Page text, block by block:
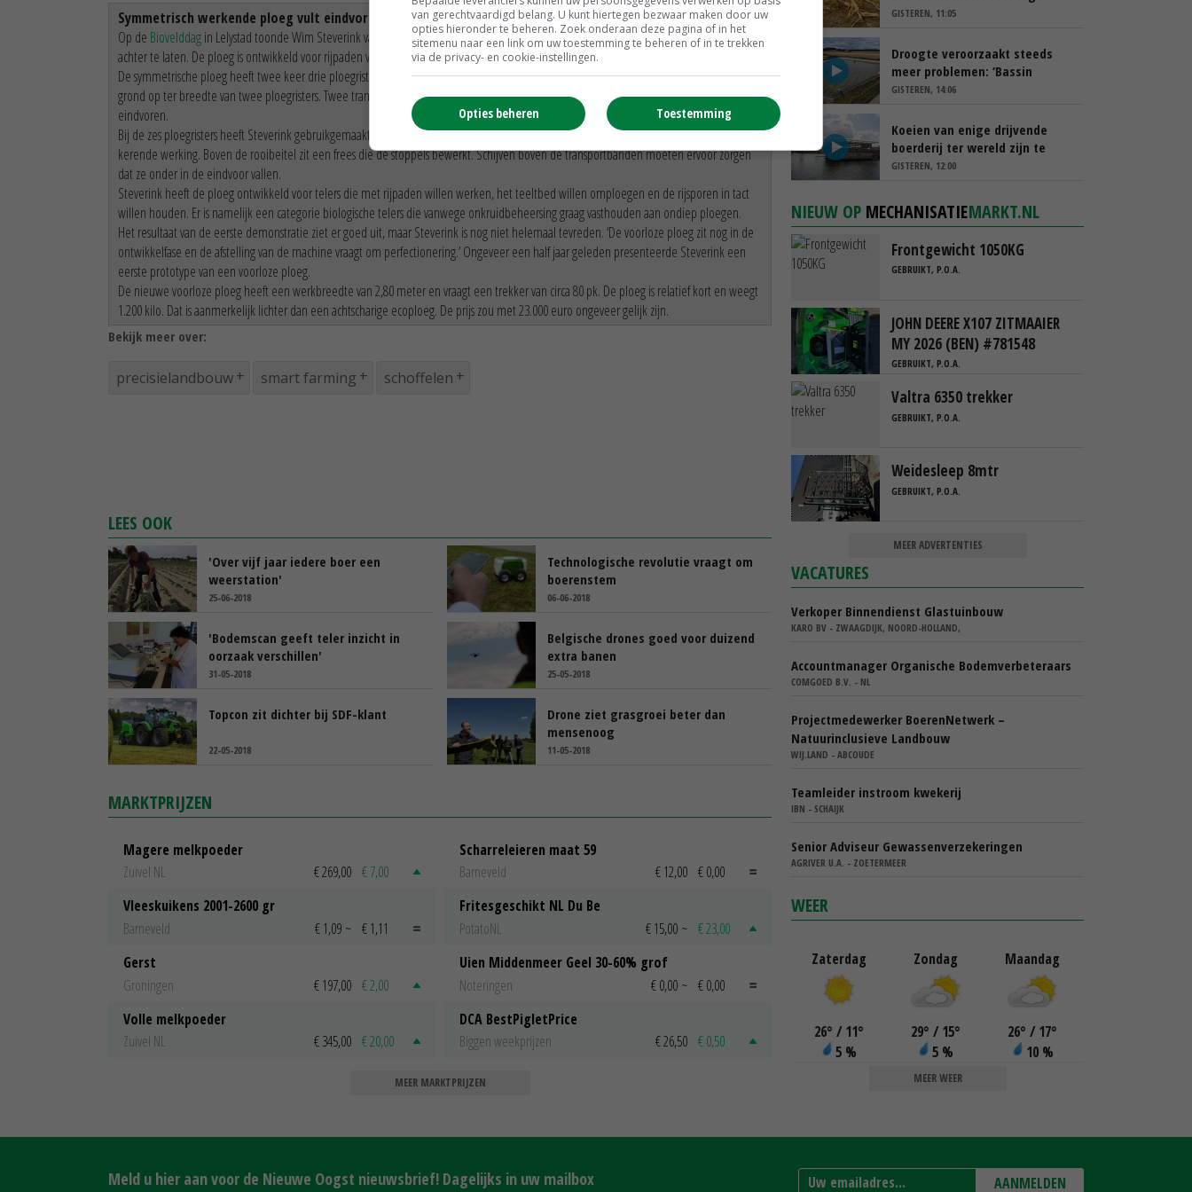
Symmetrisch werkende ploeg vult eindvoren
Op de Biovelddagin Lelystad toonde Wim Steverink van Steverink Techniekuit Tollebeek een ploeg die werkt zonder een eindvoor
achter te laten. De ploeg is ontwikkeld voor rijpaden van 3,15 meter.
De symmetrische ploeg heeft twee keer drie ploegristers. Daarnaast pakt een rooibeitel en een rooimat in het midden van de machine
grond op ter breedte van twee ploegristers. Twee transportbanden brengen de grond naar de achterkant van de ploeg en vullen de
eindvoren.
Bij de zes ploegristers heeft Steverink gebruikgemaakt van de positieve ervaringen met deOvlac-ecoploeg . De risters hebben een goede
kerende werking. Boven de rooibeitel zit een frees die de stoppels bewerkt. Schijven boven de transportbanden moeten ervoor zorgen
dat ze onder in de eindvoor vallen.
Steverink heeft de ploeg ontwikkeld voor telers die met rijpaden willen werken, het teeltbed willen omploegen en de rijsporen in tact
willen houden. Er is namelijk een categorie biologische telers die vanwege onkruidbeheersing graag vasthouden aan ondiep ploegen.
Het resultaat van de eerste demonstratie ziet er goed uit, maar Steverink is nog niet helemaal tevreden. ‘De voorloze ploeg zit nog in de
ontwikkelfase en de afstelling van de machine vraagt om perfectionering.’ Ongeveer een half jaar geleden presenteerde Steverink een
eerste prototype van een voorloze ploeg.
De nieuwe voorloze ploeg heeft een werkbreedte van 2,80 meter en vraagt een trekker van circa 80 pk. De ploeg is relatief kort en weegt
1.200 kilo. Dat is aanmerkelijk lichter dan een achtscharige ecoploeg. De prijs zou met 23.000 euro ongeveer gelijk zijn.
Bekijk meer over:
precisielandbouw smart farming schoffelen
LEES OOK
'Over vijf jaar iedere boer een
weerstation'
25-06-2018
Technologische revolutie vraagt om
boerenstem
06-06-2018
'Bodemscan geeft teler inzicht in
oorzaak verschillen'
31-05-2018
Belgische drones goed voor duizend
extra banen
25-05-2018
Topcon zit dichter bij SDF-klant
22-05-2018
Drone ziet grasgroei beter dan
mensenoog
11-05-2018
MARKTPRIJZEN
Magere melkpoeder
Zuivel NL
€ 269,00 € 7,00
Vleeskuikens 2001-2600 gr
Barneveld
€ 1,09 ~ € 1,11
Gerst
Groningen
€ 197,00 € 2,00
Volle melkpoeder
Zuivel NL
€ 345,00 € 20,00
Scharreleieren maat 59
Barneveld
€ 12,00 € 0,00
Fritesgeschikt NL Du Be
PotatoNL
€ 15,00 ~ € 23,00
Uien Middenmeer Geel 30-60% grof
Noteringen
€ 0,00 ~ € 0,00
DCA BestPigletPrice
Biggen weekprijzen
€ 26,50 € 0,50
MEER MARKTPRIJZEN
schappen
GISTEREN, 11:05
Droogte veroorzaakt steeds
meer problemen: ‘Bassin
afgelopen week al leeg’
GISTEREN, 14:06
Koeien van enige drijvende
boerderij ter wereld zijn te
koop
GISTEREN, 12:00
NIEUW OP MECHANISATIEMARKT.NL
Frontgewicht 1050KG
GEBRUIKT, P.O.A.
JOHN DEERE X107 ZITMAAIER
MY 2026 (BEN) #781548
GEBRUIKT, P.O.A.
Valtra 6350 trekker
GEBRUIKT, P.O.A.
Weidesleep 8mtr
GEBRUIKT, P.O.A.
MEER ADVERTENTIES
VACATURES
Verkoper Binnendienst Glastuinbouw
KARO BV - ZWAAGDIJK, NOORD-HOLLAND,
Accountmanager Organische Bodemverbeteraars
COMGOED B.V. - NL
Projectmedewerker BoerenNetwerk –
Natuurinclusieve Landbouw
WIJ.LAND - ABCOUDE
Teamleider instroom kwekerij
IBN - SCHAIJK
Senior Adviseur Gewassenverzekeringen
AGRIVER U.A. - ZOETERMEER
WEER
Zaterdag
26° / 11°
5 %
Zondag
29° / 15°
5 %
Maandag
26° / 17°
10 %
MEER WEER
Meld u hier aan voor de Nieuwe Oogst nieuwsbrief! Dagelijks in uw mailbox AANMELDEN
van gerechtvaardigd belang. U kunt hiertegen bezwaar maken door uw
opties hieronder te beheren. Zoek onderaan deze pagina of in het
sitemenu naar een link om uw toestemming te beheren of in te trekken
via de privacy- en cookie-instellingen.
Toestemming
Opties beheren